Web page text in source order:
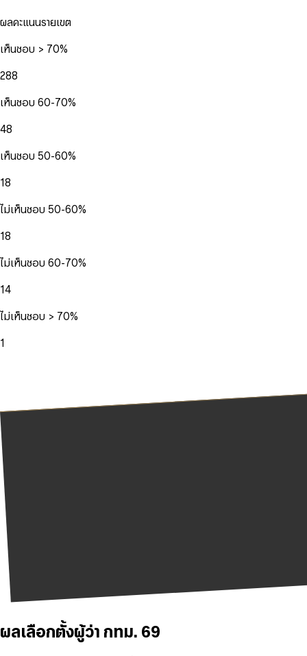
ผลคะแนนรายเขต
เห็นชอบ > 70%
288
เห็นชอบ 60-70%
48
เห็นชอบ 50-60%
18
ไม่เห็นชอบ 50-60%
18
ไม่เห็นชอบ 60-70%
14
ไม่เห็นชอบ > 70%
1
ผลเลือกตั้งผู้ว่า กทม. 69